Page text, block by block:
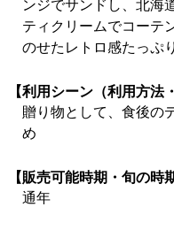
ンジでサンドし、北海
ティクリームでコーテ
のせたレトロ感たっぷ
【利用シーン（利用方法
贈り物として、食後の
め
【販売可能時期・旬の時
通年